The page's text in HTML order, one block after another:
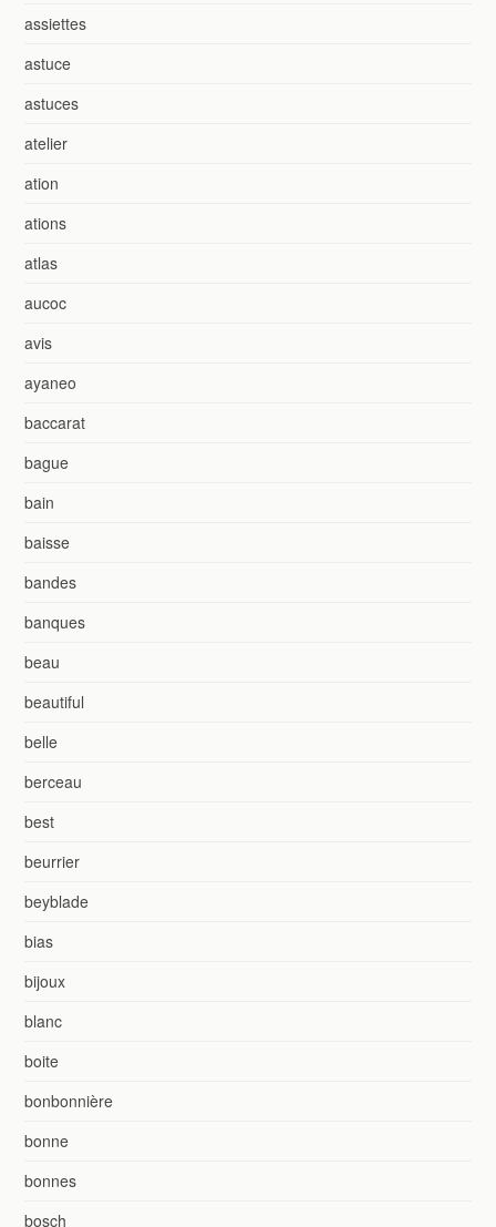
assiettes
astuce
astuces
atelier
ation
ations
atlas
aucoc
avis
ayaneo
baccarat
bague
bain
baisse
bandes
banques
beau
beautiful
belle
berceau
best
beurrier
beyblade
bias
bijoux
blanc
boite
bonbonnière
bonne
bonnes
bosch